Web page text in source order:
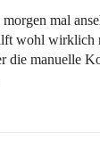
mal
wohl wirklich
die manuelle